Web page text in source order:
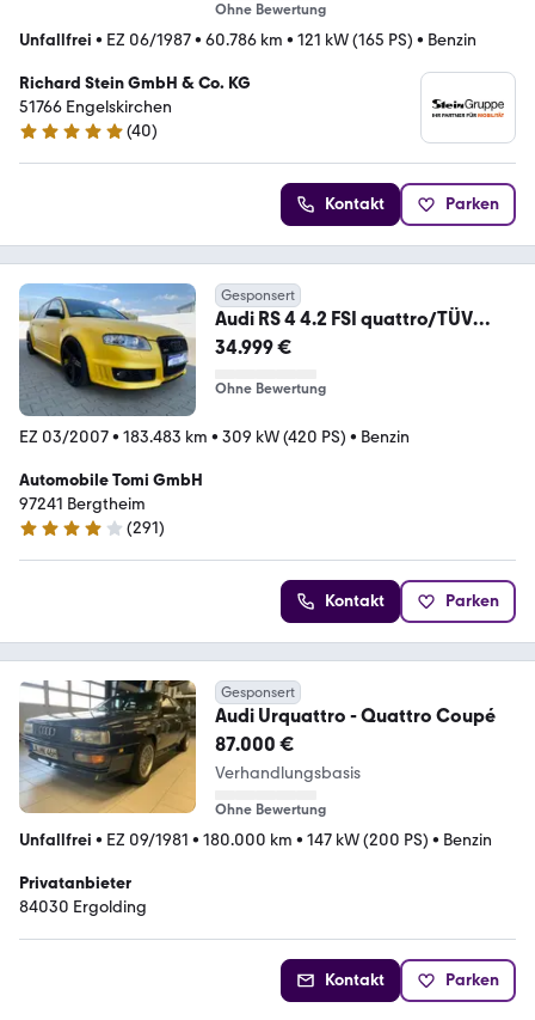
Ohne Bewertung
Unfallfrei • EZ 06/1987• 60.786 km • 121 kW (165 PS) • Benzin
Richard Stein GmbH & Co. KG
51766 Engelskirchen
4.9 Sterne
(40)
Kontakt Parken
Gesponsert
Audi RS 4 4.2 FSI quattro/TÜV
NEU/TOP ZUSTAND
34.999 €
Ohne Bewertung
EZ 03/2007• 183.483 km • 309 kW (420 PS) • Benzin
Automobile Tomi GmbH
97241 Bergtheim
4 Sterne
(291)
Kontakt Parken
Gesponsert
Audi Urquattro - Quattro Coupé
87.000 €
Verhandlungsbasis
Ohne Bewertung
Unfallfrei • EZ 09/1981 • 180.000 km • 147 kW (200 PS) • Benzin
Privatanbieter
84030 Ergolding
Kontakt Parken